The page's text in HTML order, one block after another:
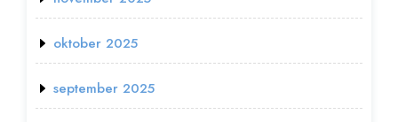
oktober 2025
september 2025